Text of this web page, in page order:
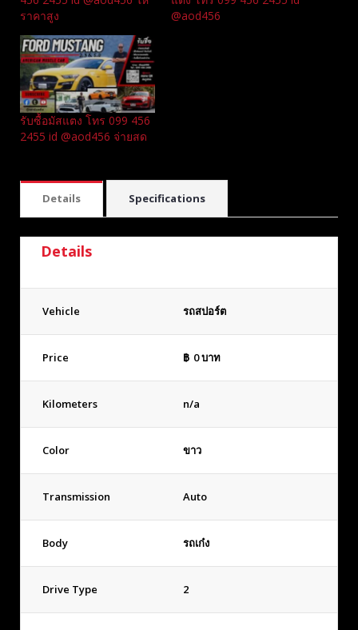
ราคาสูง
@aod456
รับซื้อมัสแตง โทร 099 456
2455 id @aod456 จ่ายสด
Details Specifications
Details
Vehicle รถสปอร์ต
Price ฿ 0บาท
Kilometers n/a
Color ขาว
Transmission Auto
Body รถเก๋ง
Drive Type 2